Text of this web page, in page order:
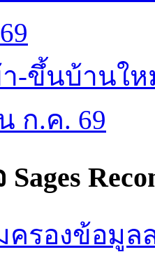
า-ขึ้นบ้านใ
ก.ค. 69
Sages
รองข้อมูล